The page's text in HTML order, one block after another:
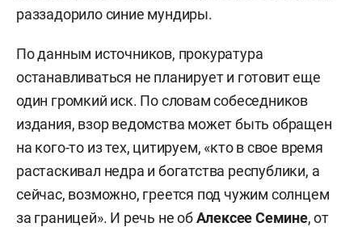
раззадорило синие мундиры.
По данным источников, прокуратура
останавливаться не планирует и готовит еще
один громкий иск. По словам собеседников
издания, взор ведомства может быть обращен
на кого-то из тех, цитируем, «кто в свое время
растаскивал недра и богатства республики, а
сейчас, возможно, греется под чужим солнцем
за границей». И речь не обАлексее Семине, от